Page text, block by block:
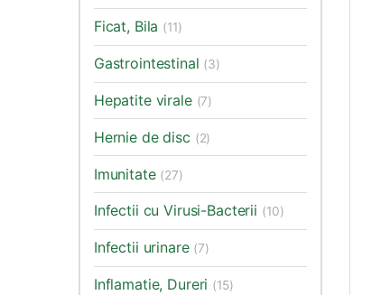
Ficat, Bila (11)
Gastrointestinal (3)
Hepatite virale (7)
Hernie de disc (2)
Imunitate (27)
Infectii cu Virusi-Bacterii (10)
Infectii urinare (7)
Inflamatie, Dureri (15)